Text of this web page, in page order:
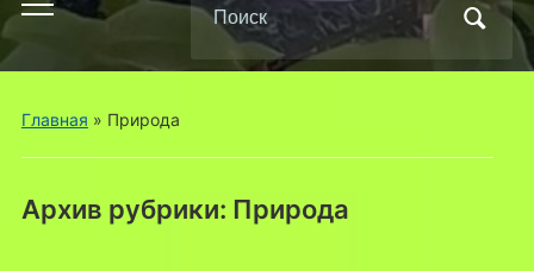
Переключить
меню
по:
Главная » Природа
Архив рубрики: Природа